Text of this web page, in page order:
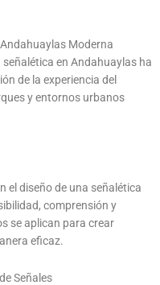
Moderna
en Andahuaylas ha
de la experiencia del
y entornos urbanos
el diseño de una señalética
comprensión y
se aplican para crear
eficaz.
Señales